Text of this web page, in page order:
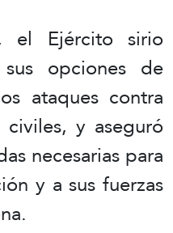
el Ejército sirio
opciones de
ataques contra
y aseguró
necesarias para
y a sus fuerzas